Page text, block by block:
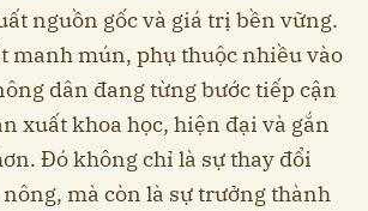
nguồn gốc và giá trị bền vững.
manh mún, phụ thuộc nhiều vào
dân đang từng bước tiếp cận
xuất khoa học, hiện đại và gắn
Đó không chỉ là sự thay đổi
mà còn là sự trưởng thành